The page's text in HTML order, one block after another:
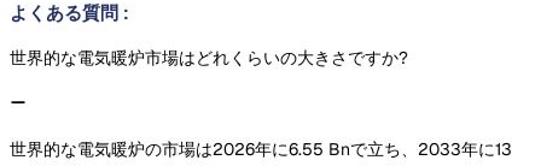
よくある質問 :
世界的な電気暖炉市場はどれくらいの大きさですか?
世界的な電気暖炉の市場は2026年に6.55 Bnで立ち、2033年に13